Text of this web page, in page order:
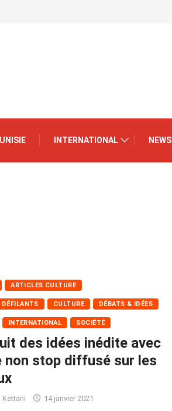
INTERNATIONAL NEWS
ARTICLES CULTURE
CULTURE DÉBATS & IDÉES
INTERNATIONAL SOCIÉTÉ
des idées inédite avec
non stop diffusé sur les
Kettani 14 janvier 2021